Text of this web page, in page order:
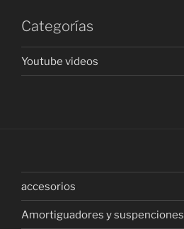
Categorías
Youtube videos
accesorios
Amortiguadores y suspenciones